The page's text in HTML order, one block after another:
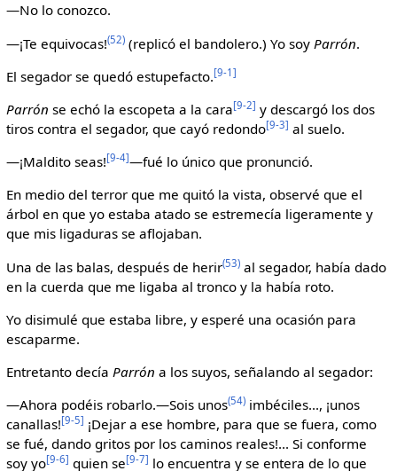
—No lo conozco.
—¡Te equivocas!(52)(replicó el bandolero.) Yo soy Parrón.
El segador se quedó estupefacto.[9-1]
Parrón se echó la escopeta a la cara[9-2] y descargó los dos
tiros contra el segador, que cayó redondo[9-3] al suelo.
—¡Maldito seas![9-4]—fué lo único que pronunció.
En medio del terror que me quitó la vista, observé que el
árbol en que yo estaba atado se estremecía ligeramente y
que mis ligaduras se aflojaban.
Una de las balas, después de herir(53)al segador, había dado
en la cuerda que me ligaba al tronco y la había roto.
Yo disimulé que estaba libre, y esperé una ocasión para
escaparme.
Entretanto decía Parrón a los suyos, señalando al segador:
—Ahora podéis robarlo.—Sois unos(54)imbéciles..., ¡unos
canallas![9-5] ¡Dejar a ese hombre, para que se fuera, como
se fué, dando gritos por los caminos reales!... Si conforme
soy yo[9-6] quien se[9-7] lo encuentra y se entera de lo que